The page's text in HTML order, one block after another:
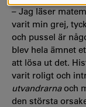
– Jag läser
varit min grej,
och pussel är
blev hela ämnet
att lösa ut det.
varit roligt och
utvandrarnaoch
den största